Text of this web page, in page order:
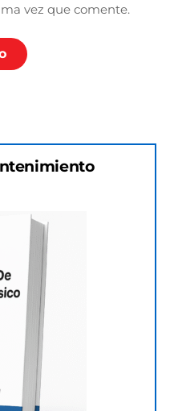
vez que comente.